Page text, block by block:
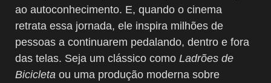
ao autoconhecimento. E, quando o cinema
retrata essa jornada, ele inspira milhões de
pessoas a continuarem pedalando, dentro e fora
das telas. Seja um clássico como Ladrões de
Bicicleta ou uma produção moderna sobre